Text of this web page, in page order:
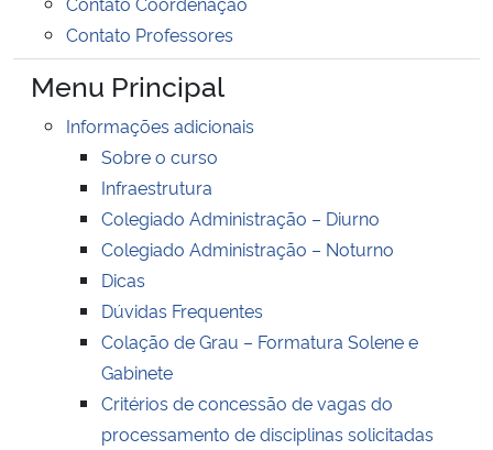
Ministério da Educação
Ministério da Cidadania
Ministério da Saúde
Ministério de Minas e Energia
Ministério da Ciência, Tecnologia, Inovações e Comunicações
Ministério do Meio Ambiente
Ministério do Turismo
Contato Professores
Menu Principal
Informações adicionais
Sobre o curso
Infraestrutura
Colegiado Administração – Diurno
Colegiado Administração – Noturno
Dicas
Dúvidas Frequentes
Colação de Grau – Formatura Solene e
Gabinete
Critérios de concessão de vagas do
processamento de disciplinas solicitadas